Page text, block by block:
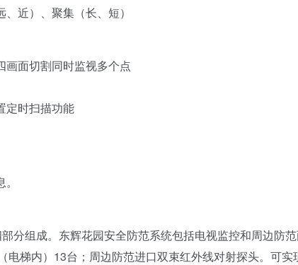
近）、聚集（长、短）
画面切割同时监视多个点
定时扫描功能
组成。东辉花园安全防范系统包括电视监控和周边防
电梯内）13台；周边防范进口双束红外线对射探头。可